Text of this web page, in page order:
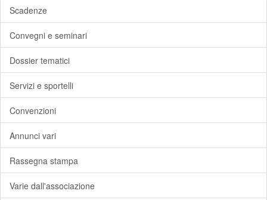
Scadenze
Convegni e seminari
Dossier tematici
Servizi e sportelli
Convenzioni
Annunci vari
Rassegna stampa
Varie dall'associazione